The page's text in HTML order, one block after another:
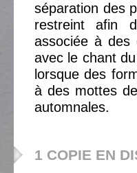
séparation des
restreint afin
associée à des
avec le chant
lorsque des
à des mottes
automnales.
1 COPIE EN